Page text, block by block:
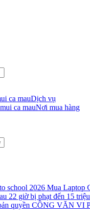
Dịch vụ
Nơi mua hàng
Mua Laptop
CÔNG VĂN VI